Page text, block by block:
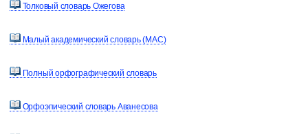
Толковый словарь Ожегова
Малый академический словарь (МАС)
Полный орфографический словарь
Орфоэпический словарь Аванесова